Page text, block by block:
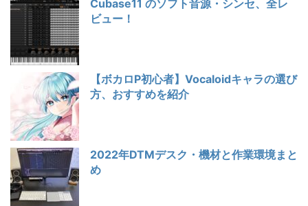
Cubase11 のソフト音源・シンセ、全レ
ビュー！
【ボカロP初心者】Vocaloidキャラの選び
方、おすすめを紹介
2022年DTMデスク・機材と作業環境まと
め